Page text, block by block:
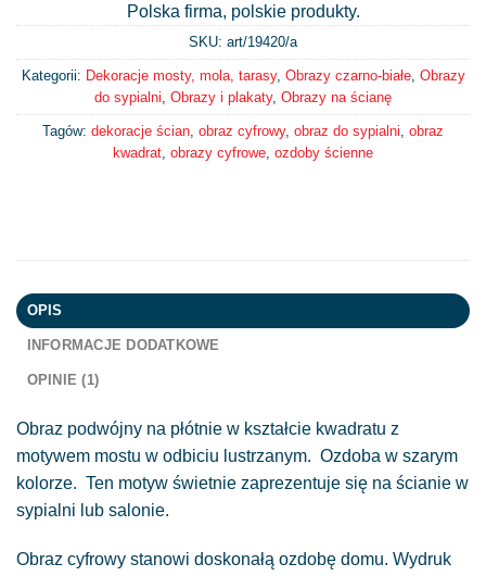
Polska firma, polskie produkty.
SKU: art/19420/a
Kategorii: Dekoracje mosty, mola, tarasy, Obrazy czarno-białe, Obrazy
do sypialni Obrazy i plakaty, Obrazy na ścianę
Tagów: dekoracje ścian obraz cyfrowy, obraz do sypialni obraz
kwadrat obrazy cyfrowe ozdoby ścienne
OPIS
INFORMACJE DODATKOWE
OPINIE (1)
Obraz podwójny na płótnie w kształcie kwadratu z
motywem mostu w odbiciu lustrzanym. Ozdoba w szarym
kolorze. Ten motyw świetnie zaprezentuje się na ścianie w
sypialni lub salonie.
Obraz cyfrowy stanowi doskonałą ozdobę domu. Wydruk